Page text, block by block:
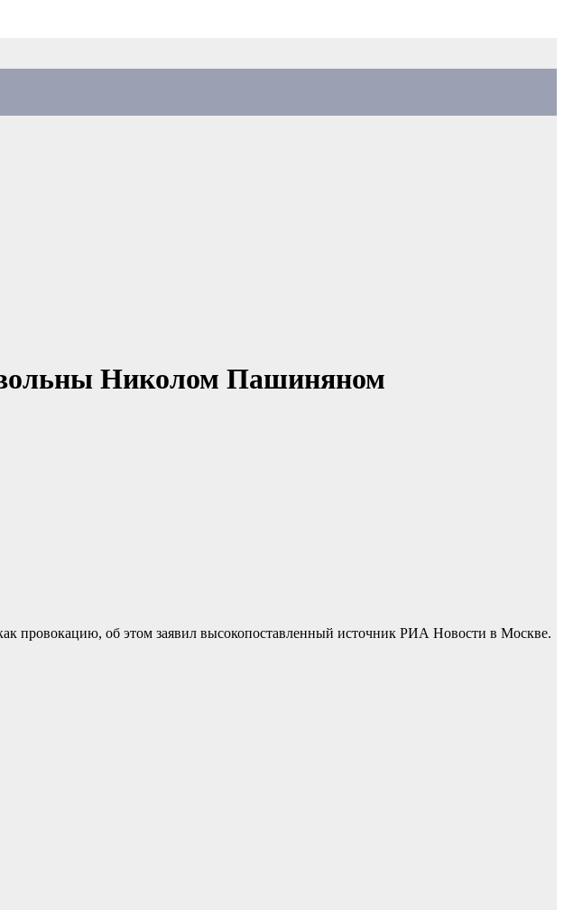
Николом Пашиняном
провокацию, об этом заявил высокопоставленный источник РИА Новости в Москве.